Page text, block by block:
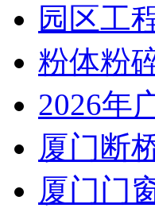
园区工
粉体粉
2026年
厦门断
厦门门